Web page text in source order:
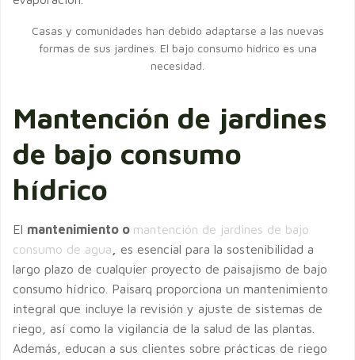
Casas y comunidades han debido adaptarse a las nuevas
formas de sus jardines. El bajo consumo hídrico es una
necesidad.
Mantención de jardines
de bajo consumo
hídrico
El mantenimiento o mantención de jardines de bajo
consumo de agua
es esencial para la sostenibilidad a
largo plazo de cualquier proyecto de paisajismo de bajo
consumo hídrico. Paisarq proporciona un mantenimiento
integral que incluye la revisión y ajuste de sistemas de
riego, así como la vigilancia de la salud de las plantas.
Además, educan a sus clientes sobre prácticas de riego